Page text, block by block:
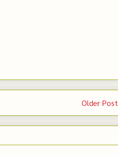
Older Post